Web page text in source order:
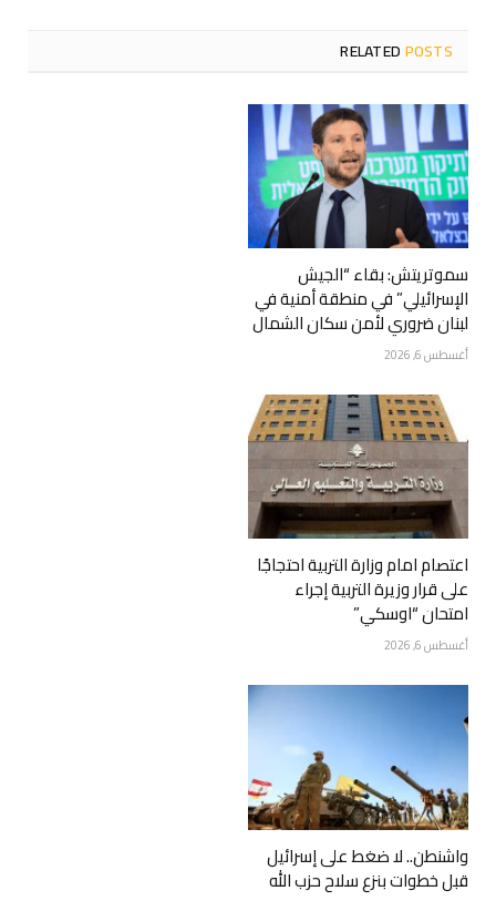
RELATEDPOSTS
سموتريتش: بقاء “الجيش
الإسرائيلي” في منطقة أمنية في
لبنان ضروري لأمن سكان الشمال
أغسطس 6, 2026
اعتصام امام وزارة التربية احتجاجًا
على قرار وزيرة التربية إجراء
امتحان “اوسكي”
أغسطس 6, 2026
واشنطن.. لا ضغط على إسرائيل
قبل خطوات بنزع سلاح حزب الله